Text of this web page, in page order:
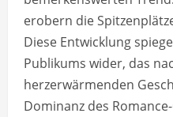
erobern die
Diese Entwicklung
Publikums wider, das
herzerwärmenden
Dominanz des